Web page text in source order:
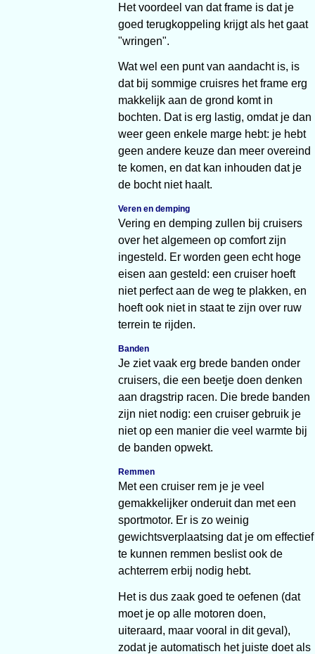
Het voordeel van dat frame is dat je
goed terugkoppeling krijgt als het gaat
"wringen".
Wat wel een punt van aandacht is, is
dat bij sommige cruisres het frame erg
makkelijk aan de grond komt in
bochten. Dat is erg lastig, omdat je dan
weer geen enkele marge hebt: je hebt
geen andere keuze dan meer overeind
te komen, en dat kan inhouden dat je
de bocht niet haalt.
Veren en demping
Vering en demping zullen bij cruisers
over het algemeen op comfort zijn
ingesteld. Er worden geen echt hoge
eisen aan gesteld: een cruiser hoeft
niet perfect aan de weg te plakken, en
hoeft ook niet in staat te zijn over ruw
terrein te rijden.
Banden
Je ziet vaak erg brede banden onder
cruisers, die een beetje doen denken
aan dragstrip racen. Die brede banden
zijn niet nodig: een cruiser gebruik je
niet op een manier die veel warmte bij
de banden opwekt.
Remmen
Met een cruiser rem je je veel
gemakkelijker onderuit dan met een
sportmotor. Er is zo weinig
gewichtsverplaatsing dat je om effectief
te kunnen remmen beslist ook de
achterrem erbij nodig hebt.
Het is dus zaak goed te oefenen (dat
moet je op alle motoren doen,
uiteraard, maar vooral in dit geval),
zodat je automatisch het juiste doet als